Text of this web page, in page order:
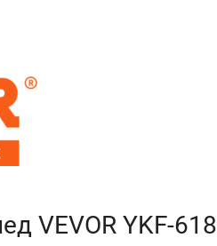
VEVOR YKF-618